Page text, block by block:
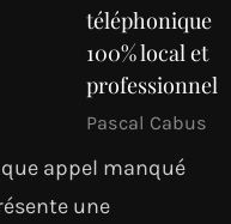
téléphonique
100% local et
professionnel
Pascal Cabus
appel manqué
une